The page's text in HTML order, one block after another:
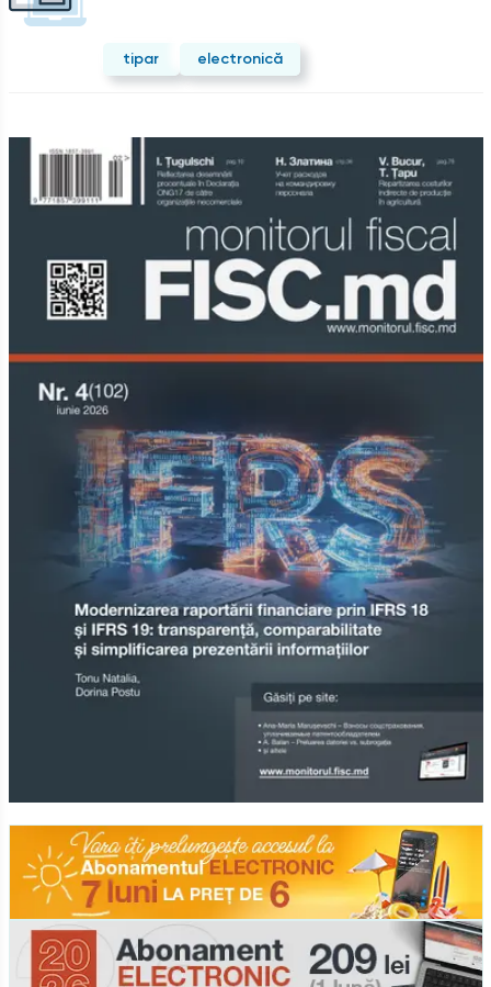
tipar electronică